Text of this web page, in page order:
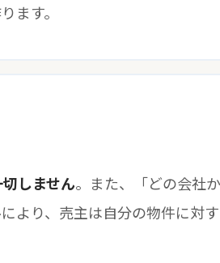
ます。
しません。また、「どの会社
より、売主は自分の物件に対